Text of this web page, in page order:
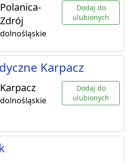
Polanica-
Zdrój
dolnośląskie
Dodaj do
ulubionych
Karpacz
Karpacz
dolnośląskie
Dodaj do
ulubionych